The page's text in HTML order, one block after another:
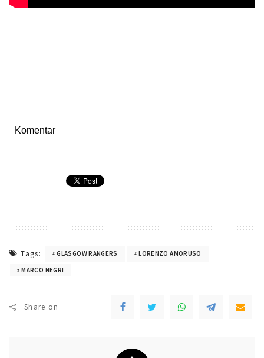
Komentar
Tags: GLASGOW RANGERS
LORENZO AMORUSO
MARCO NEGRI
Share on